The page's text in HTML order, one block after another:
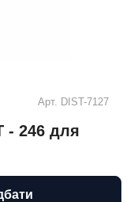
Арт. DIST-7127
- 246 для